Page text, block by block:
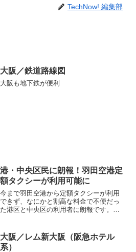
TechNow! 編集部
大阪／鉄道路線図
大阪も地下鉄が便利
港・中央区民に朗報！羽田空港定
額タクシーが利用可能に
今まで羽田空港から定額タクシーが利用
できず、なにかと割高な料金で不便だっ
た港区と中央区の利用者に朗報です。
区なら6,800円で利用できます。普通にタ
クシー利...
大阪／レム新大阪（阪急ホテル
系）